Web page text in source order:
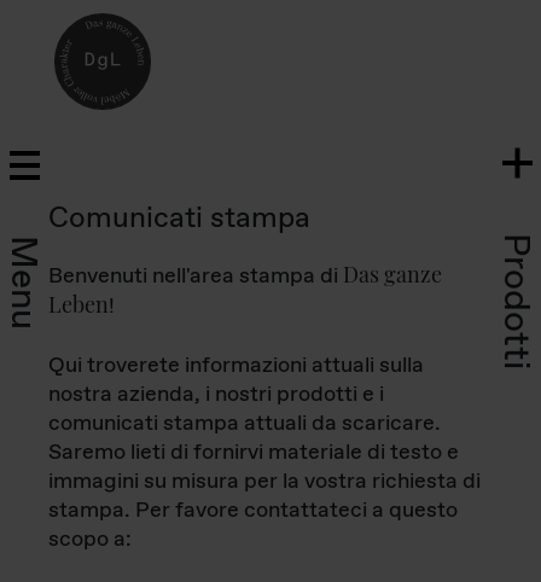
Menu Prodotti
Comunicati stampa
Benvenuti nell'area stampa di Das ganze
Leben!
Qui troverete informazioni attuali sulla
nostra azienda, i nostri prodotti e i
comunicati stampa attuali da scaricare.
Saremo lieti di fornirvi materiale di testo e
immagini su misura per la vostra richiesta di
stampa. Per favore contattateci a questo
scopo a: